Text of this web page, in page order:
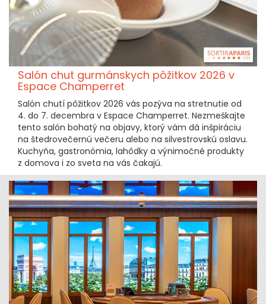
Salón chut gurmánskych pôžitkov 2026 v
Espace Champerret
Salón chutí pôžitkov 2026 vás pozýva na stretnutie od
4. do 7. decembra v Espace Champerret. Nezmeškajte
tento salón bohatý na objavy, ktorý vám dá inšpiráciu
na štedrovečernú večeru alebo na silvestrovskú oslavu.
Kuchyňa, gastronómia, lahôdky a výnimočné produkty
z domova i zo sveta na vás čakajú.